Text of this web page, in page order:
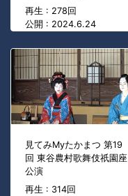
再生 : 278回
公開 : 2024.6.24
見てみMyたかまつ 第19
回 東谷農村歌舞伎祇園座
公演
再生 : 314回